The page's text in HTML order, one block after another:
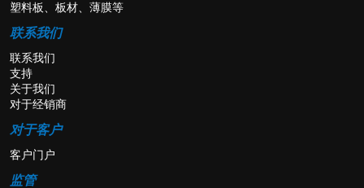
塑料板、板材、薄膜等
联系我们
联系我们
支持
关于我们
对于经销商
对于客户
客户门户
监管